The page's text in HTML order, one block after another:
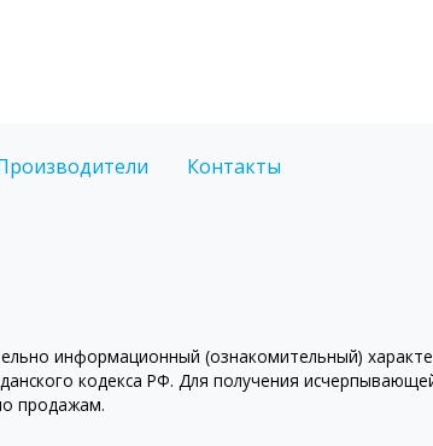
Контакты
информационный (ознакомительный)
кодекса РФ. Для получения
продажам.